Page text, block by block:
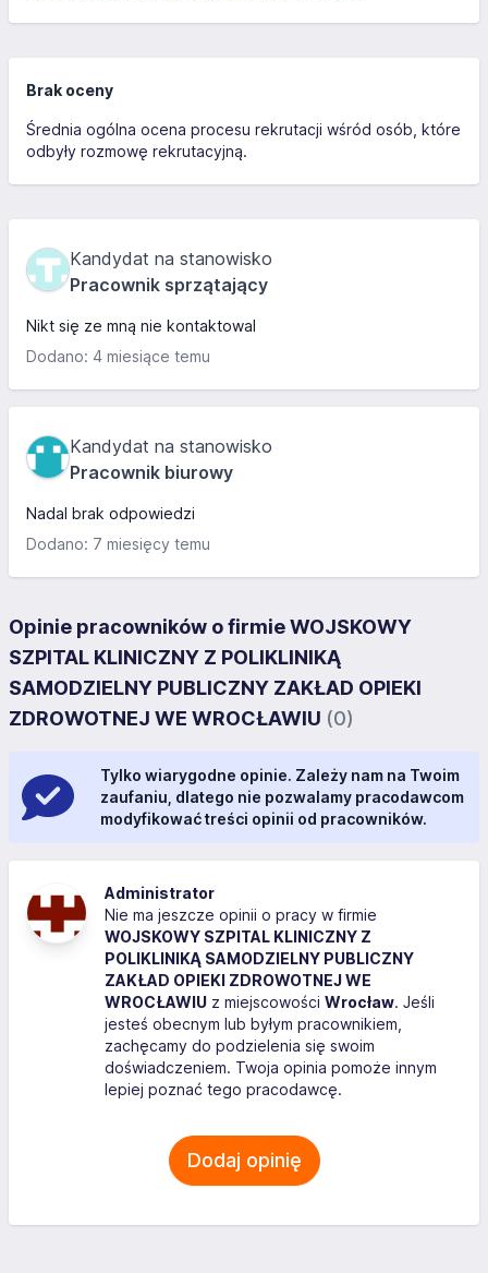
Brak oceny
Średnia ogólna ocena procesu rekrutacji wśród osób, które
odbyły rozmowę rekrutacyjną.
Kandydat na stanowisko
Pracownik sprzątający
Nikt się ze mną nie kontaktowal
Dodano: 4 miesiące temu
Kandydat na stanowisko
Pracownik biurowy
Nadal brak odpowiedzi
Dodano: 7 miesięcy temu
Opinie pracowników o firmie WOJSKOWY
SZPITAL KLINICZNY Z POLIKLINIKĄ
SAMODZIELNY PUBLICZNY ZAKŁAD OPIEKI
ZDROWOTNEJ WE WROCŁAWIU (0)
Tylko wiarygodne opinie. Zależy nam na Twoim
zaufaniu, dlatego nie pozwalamy pracodawcom
modyfikować treści opinii od pracowników.
Administrator
Nie ma jeszcze opinii o pracy w firmie
WOJSKOWY SZPITAL KLINICZNY Z
POLIKLINIKĄ SAMODZIELNY PUBLICZNY
ZAKŁAD OPIEKI ZDROWOTNEJ WE
WROCŁAWIU z miejscowości Wrocław. Jeśli
jesteś obecnym lub byłym pracownikiem,
zachęcamy do podzielenia się swoim
doświadczeniem. Twoja opinia pomoże innym
lepiej poznać tego pracodawcę.
Dodaj opinię